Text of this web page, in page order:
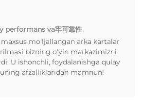
performans va牢可靠性
mo'ljallangan arka kartalar
bizning o'yin markazimizni
U ishonchli, foydalanishga qulay
afzalliklaridan mamnun!